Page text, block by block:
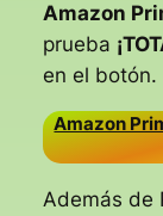
Amazon
prueba
en el botón.
Amazon
Además de